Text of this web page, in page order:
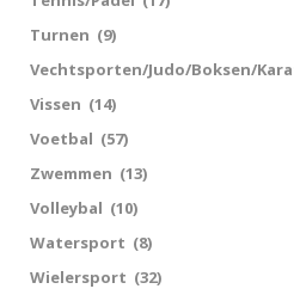
Turnen (9)
Vechtsporten/Judo/Boksen/
Vissen (14)
Voetbal (57)
Zwemmen (13)
Volleybal (10)
Watersport (8)
Wielersport (32)